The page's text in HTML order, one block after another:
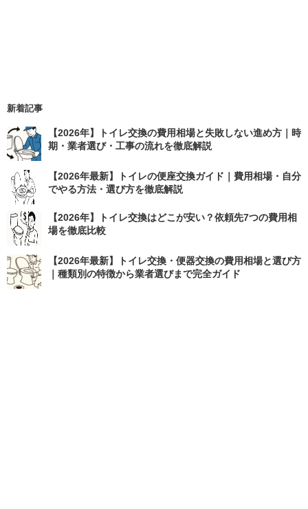
新着記事
【2026年】トイレ交換の費用相場と失敗しない進め方｜時
期・業者選び・工事の流れを徹底解説
【2026年最新】トイレの便座交換ガイド｜費用相場・自分
でやる方法・選び方を徹底解説
【2026年】トイレ交換はどこが安い？依頼先7つの費用相
場を徹底比較
【2026年最新】トイレ交換・便器交換の費用相場と選び方
｜種類別の特徴から業者選びまで完全ガイド